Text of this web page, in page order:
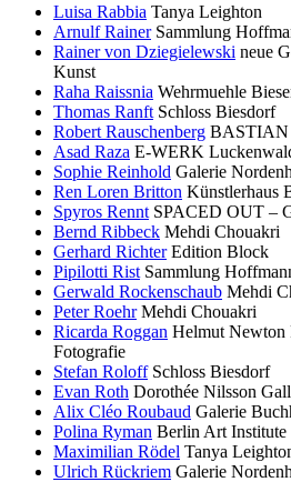
Luisa Rabbia Tanya Leighton
Arnulf Rainer Sammlung
Rainer von Dziegielewski neue
Kunst
Raha Raissnia Wehrmuehle
Thomas Ranft Schloss Biesdorf
Robert Rauschenberg BASTIAN
Asad Raza E-WERK
Sophie Reinhold Galerie
Ren Loren Britton Künstlerhaus
Spyros Rennt SPACED OUT –
Bernd Ribbeck Mehdi Chouakri
Gerhard Richter Edition Block
Pipilotti Rist Sammlung
Gerwald Rockenschaub Mehdi
Peter Roehr Mehdi Chouakri
Ricarda Roggan Helmut Newton
Fotografie
Stefan Roloff Schloss Biesdorf
Evan Roth Dorothée Nilsson
Alix Cléo Roubaud Galerie
Polina Ryman Berlin Art Institute
Maximilian Rödel Tanya
Ulrich Rückriem Galerie